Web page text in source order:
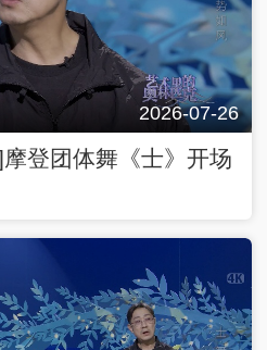
2026-07-26
登团体舞《士》开场